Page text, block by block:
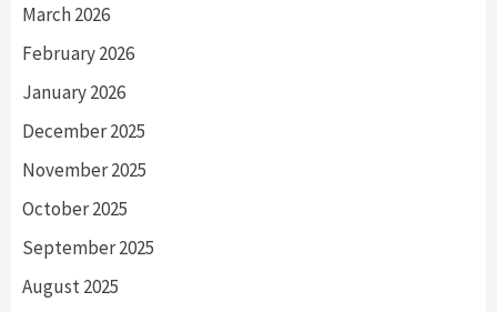
March 2026
February 2026
January 2026
December 2025
November 2025
October 2025
September 2025
August 2025